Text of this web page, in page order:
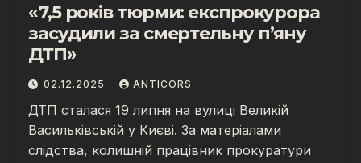
«7,5 років тюрми: експрокурора
засудили за смертельну п’яну
ДТП»
02.12.2025 ANTICORS
ДТП сталася 19 липня на вулиці Великій
Васильківській у Києві. За матеріалами
слідства, колишній працівник прокуратури